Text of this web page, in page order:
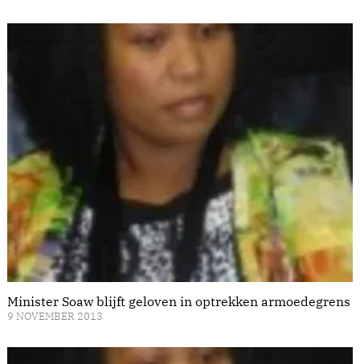
Minister Soaw blijft geloven in optrekken armoedegrens
9 NOVEMBER 2013